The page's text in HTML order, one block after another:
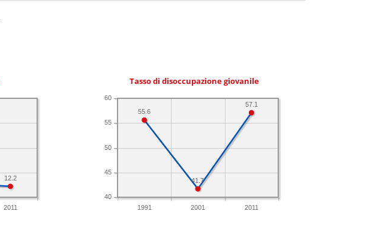
2011
12.2
Tasso di disoccupazione giovanile
1991 2001 2011
40
45
50
55
60
57.1
41.7
55.6